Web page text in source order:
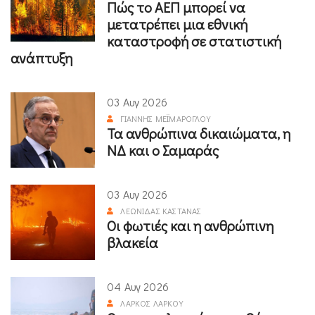
Πώς το ΑΕΠ μπορεί να
μετατρέπει μια εθνική
καταστροφή σε στατιστική
ανάπτυξη
03 Αυγ 2026
ΓΙΆΝΝΗΣ ΜΕΪΜΆΡΟΓΛΟΥ
Τα ανθρώπινα δικαιώματα, η
ΝΔ και ο Σαμαράς
03 Αυγ 2026
ΛΕΩΝΊΔΑΣ ΚΑΣΤΑΝΆΣ
Οι φωτιές και η ανθρώπινη
βλακεία
04 Αυγ 2026
ΛΆΡΚΟΣ ΛΆΡΚΟΥ